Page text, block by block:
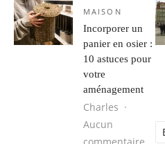
MAISON
Incorporer un
panier en osier :
10 astuces pour
votre
aménagement
Charles
Aucun